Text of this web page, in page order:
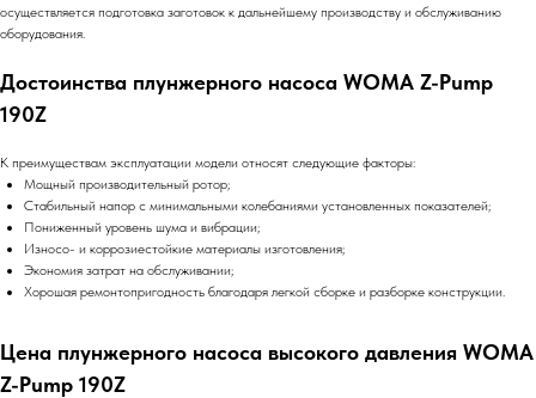
осуществляется подготовка заготовок к дальнейшему производству и обслуживанию
оборудования.
Достоинства плунжерного насоса WOMA Z-Pump
190Z
К преимуществам эксплуатации модели относят следующие факторы:
Мощный производительный ротор;
Стабильный напор с минимальными колебаниями установленных показателей;
Пониженный уровень шума и вибрации;
Износо- и коррозиестойкие материалы изготовления;
Экономия затрат на обслуживании;
Хорошая ремонтопригодность благодаря легкой сборке и разборке конструкции.
Цена плунжерного насоса высокого давления WOMA
Z-Pump 190Z